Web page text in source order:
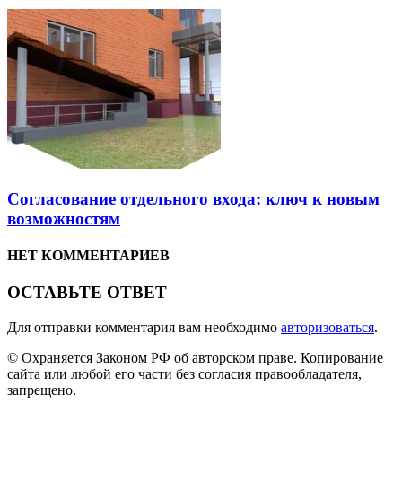
Согласование отдельного входа: ключ к новым
возможностям
НЕТ КОММЕНТАРИЕВ
ОСТАВЬТЕ ОТВЕТ
Для отправки комментария вам необходимо авторизоваться.
© Охраняется Законом РФ об авторском праве. Копирование
сайта или любой его части без согласия правообладателя,
запрещено.